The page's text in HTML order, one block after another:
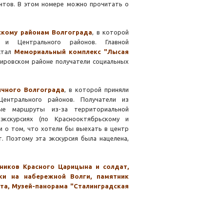
В этом номере можно прочитать о
районам Волгограда, в которой
и Центрального районов. Главной
Мемориальный комплекс "Лысая
районе получатели социальных
Волгограда, в которой приняли
районов. Получатели из
маршруты из-за территориальной
(по Краснооктябрьскому и
о том, что хотели бы выехать в центр
Поэтому эта экскурсия была нацелена,
Красного Царицына и солдат,
на набережной Волги, памятник
Музей-панорама "Сталинградская